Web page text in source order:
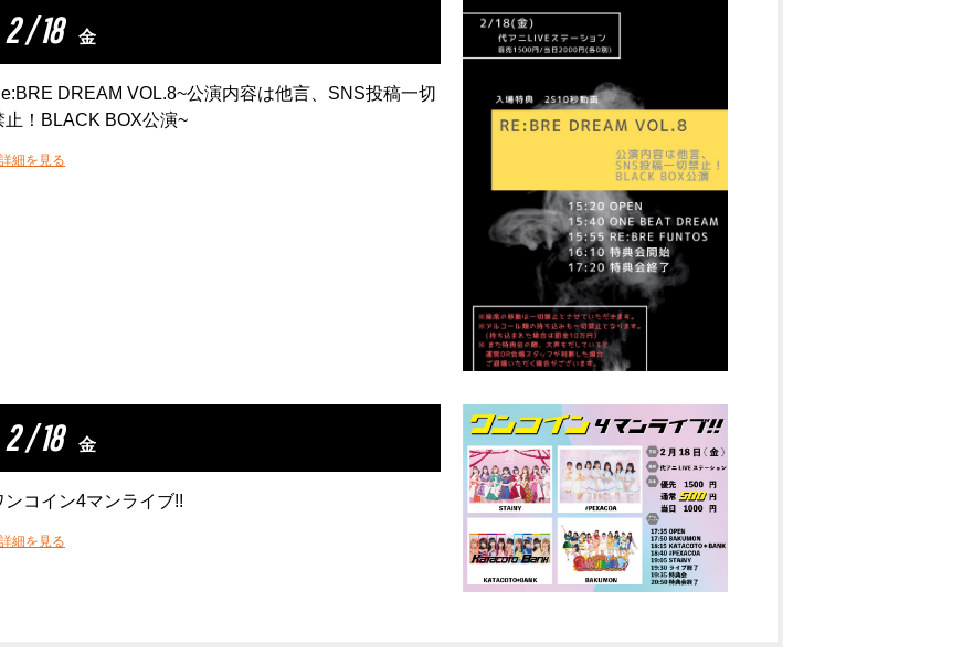
2 / 18 金
DREAM VOL.8~公演内容は他言、SNS投稿一切
止！BLACK BOX公演~
細を見る
2 / 18 金
ンコイン4マンライブ!!
細を見る